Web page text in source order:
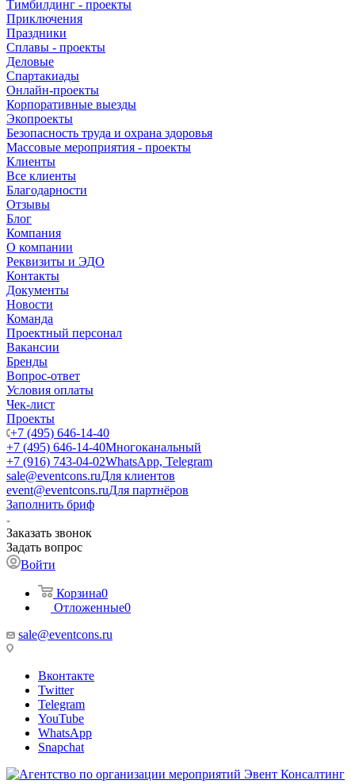
Тимбилдинг - проекты
Приключения
Праздники
Сплавы - проекты
Деловые
Спартакиады
Онлайн-проекты
Корпоративные выезды
Экопроекты
Безопасность труда и охрана здоровья
Массовые мероприятия - проекты
Клиенты
Все клиенты
Благодарности
Отзывы
Блог
Компания
О компании
Реквизиты и ЭДО
Контакты
Документы
Новости
Команда
Проектный персонал
Вакансии
Бренды
Вопрос-ответ
Условия оплаты
Чек-лист
Проекты
+7 (495) 646-14-40
+7 (495) 646-14-40Многоканальный
+7 (916) 743-04-02WhatsApp, Telegram
sale@eventcons.ruДля клиентов
event@eventcons.ruДля партнёров
Заполнить бриф
Заказать звонок
Задать вопрос
Войти
Корзина0
Отложенные0
sale@eventcons.ru
Вконтакте
Twitter
Telegram
YouTube
WhatsApp
Snapchat